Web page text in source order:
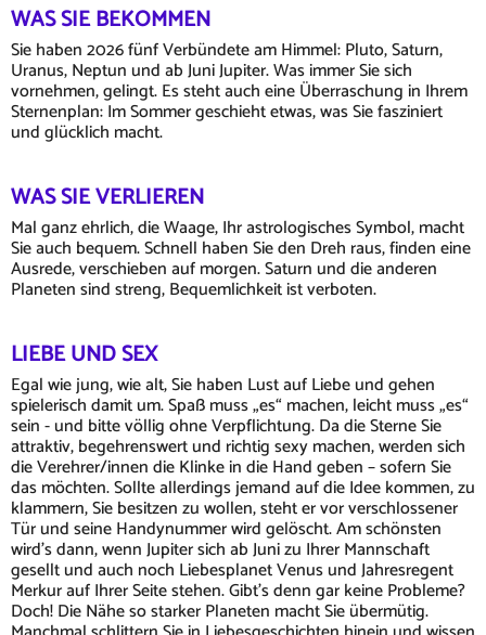
WAS SIE BEKOMMEN
Sie haben 2026 fünf Verbündete am Himmel: Pluto, Saturn,
Uranus, Neptun und ab Juni Jupiter. Was immer Sie sich
vornehmen, gelingt. Es steht auch eine Überraschung in Ihrem
Sternenplan: Im Sommer geschieht etwas, was Sie fasziniert
und glücklich macht.
WAS SIE VERLIEREN
Mal ganz ehrlich, die Waage, Ihr astrologisches Symbol, macht
Sie auch bequem. Schnell haben Sie den Dreh raus, finden eine
Ausrede, verschieben auf morgen. Saturn und die anderen
Planeten sind streng, Bequemlichkeit ist verboten.
LIEBE UND SEX
Egal wie jung, wie alt, Sie haben Lust auf Liebe und gehen
spielerisch damit um. Spaß muss „es“ machen, leicht muss „es“
sein - und bitte völlig ohne Verpflichtung. Da die Sterne Sie
attraktiv, begehrenswert und richtig sexy machen, werden sich
die Verehrer/innen die Klinke in die Hand geben – sofern Sie
das möchten. Sollte allerdings jemand auf die Idee kommen, zu
klammern, Sie besitzen zu wollen, steht er vor verschlossener
Tür und seine Handynummer wird gelöscht. Am schönsten
wird’s dann, wenn Jupiter sich ab Juni zu Ihrer Mannschaft
gesellt und auch noch Liebesplanet Venus und Jahresregent
Merkur auf Ihrer Seite stehen. Gibt’s denn gar keine Probleme?
Doch! Die Nähe so starker Planeten macht Sie übermütig.